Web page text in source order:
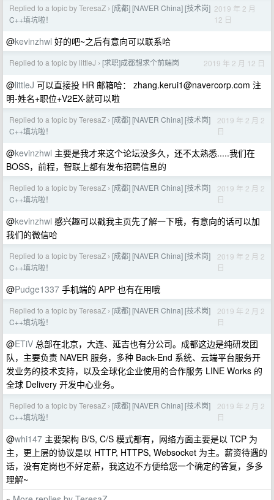
Replied to a topic by TeresaZ › [成都] [NAVER China] [技术岗]
C++填坑啦！
2019 年 2 月
12 日
@kevinzhwl 好的吧~之后有意向可以联系哈
Replied to a topic by littleJ › [求职]成都想求个前端岗 2019 年 2 月 12 日
@littleJ 可以直接投 HR 邮箱哈： zhang.kerui1@navercorp.com 注
明-姓名+职位+V2EX-就可以啦
Replied to a topic by TeresaZ › [成都] [NAVER China] [技术岗]
C++填坑啦！
2019 年 2 月 2
日
@kevinzhwl 主要是我才来这个论坛没多久，还不太熟悉.....我们在
BOSS，前程，智联上都有发布招聘信息的
Replied to a topic by TeresaZ › [成都] [NAVER China] [技术岗]
C++填坑啦！
2019 年 2 月 2
日
@kevinzhwl 感兴趣可以戳我主页先了解一下哦，有意向的话可以加
我们的微信哈
Replied to a topic by TeresaZ › [成都] [NAVER China] [技术岗]
C++填坑啦！
2019 年 2 月 2
日
@Pudge1337 手机端的 APP 也有在用哦
Replied to a topic by TeresaZ › [成都] [NAVER China] [技术岗]
C++填坑啦！
2019 年 2 月 2
日
@ETiV 总部在北京，大连、延吉也有分公司。成都这边是纯研发团
队，主要负责 NAVER 服务，多种 Back-End 系统、云端平台服务开
发业务的技术支持，以及全球化企业使用的合作服务 LINE Works 的
全球 Delivery 开发中心业务。
Replied to a topic by TeresaZ › [成都] [NAVER China] [技术岗]
C++填坑啦！
2019 年 2 月 2
日
@whi147 主要架构 B/S, C/S 模式都有，网络方面主要是以 TCP 为
主，更上层的协议是以 HTTP, HTTPS, Websocket 为主。薪资待遇的
话，没有定岗也不好定薪，我这边不方便给您一个确定的答复，多多
理解~